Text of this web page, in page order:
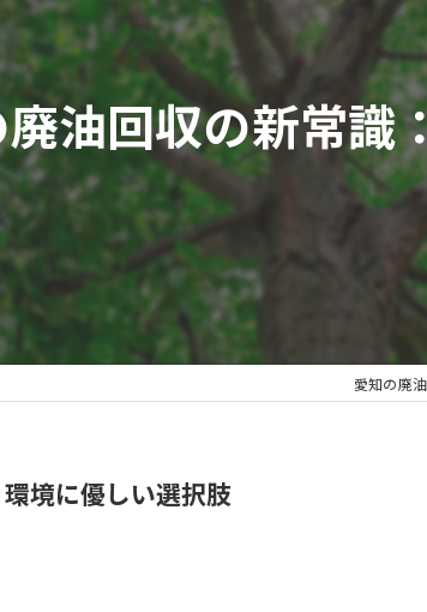
油回収の新常識
愛知の廃
境に優しい選択肢